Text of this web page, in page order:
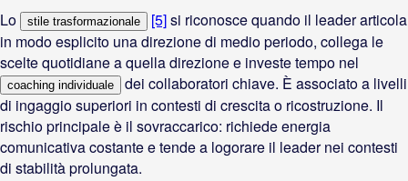
Lo
stile trasformazionale [5]si riconosce quando il leader articola
in modo esplicito una direzione di medio periodo, collega le
scelte quotidiane a quella direzione e investe tempo nel
coaching individuale
dei collaboratori chiave. È associato a livelli
di ingaggio superiori in contesti di crescita o ricostruzione. Il
rischio principale è il sovraccarico: richiede energia
comunicativa costante e tende a logorare il leader nei contesti
di stabilità prolungata.